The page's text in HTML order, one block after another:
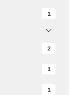
1
2
1
1